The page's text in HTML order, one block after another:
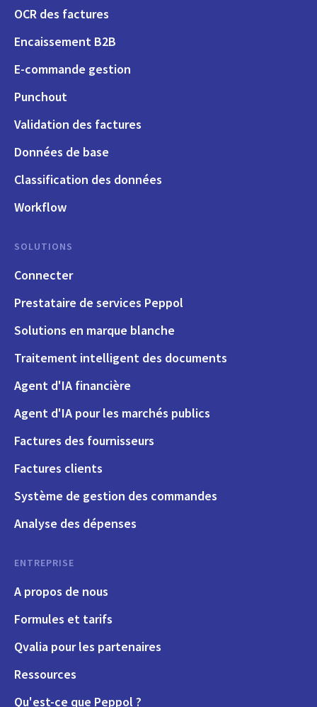
OCR des factures
Encaissement B2B
E-commande gestion
Punchout
Validation des factures
Données de base
Classification des données
Workflow
SOLUTIONS
Connecter
Prestataire de services Peppol
Solutions en marque blanche
Traitement intelligent des documents
Agent d'IA financière
Agent d'IA pour les marchés publics
Factures des fournisseurs
Factures clients
Système de gestion des commandes
Analyse des dépenses
ENTREPRISE
A propos de nous
Formules et tarifs
Qvalia pour les partenaires
Ressources
Qu'est-ce que Peppol ?